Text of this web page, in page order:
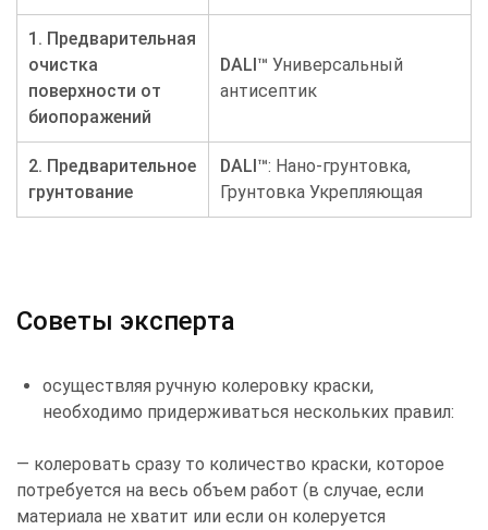
1. Предварительная
очистка
поверхности от
биопоражений
DALI ™ Универсальный
антисептик
2. Предварительное
грунтование
DALI ™: Нано-грунтовка,
Грунтовка Укрепляющая
Советы эксперта
осуществляя ручную колеровку краски,
необходимо придерживаться нескольких правил:
— колеровать сразу то количество краски, которое
потребуется на весь объем работ (в случае, если
материала не хватит или если он колеруется